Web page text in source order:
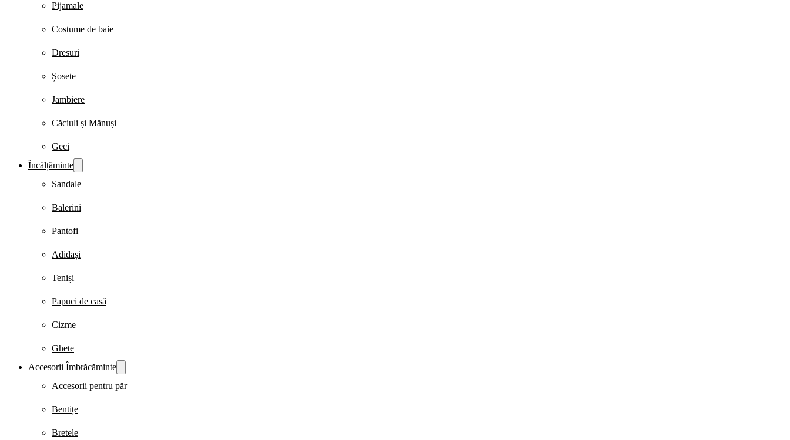
Pijamale
Costume de baie
Dresuri
Șosete
Jambiere
Căciuli și Mănuși
Geci
Încălțăminte
Sandale
Balerini
Pantofi
Adidași
Teniși
Papuci de casă
Cizme
Ghete
Accesorii Îmbrăcăminte
Accesorii pentru păr
Bentițe
Bretele